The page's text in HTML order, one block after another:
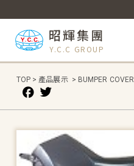
昭輝集團
Y.C.C GROUP
TOP > 產品展示 > BUMPER COVER